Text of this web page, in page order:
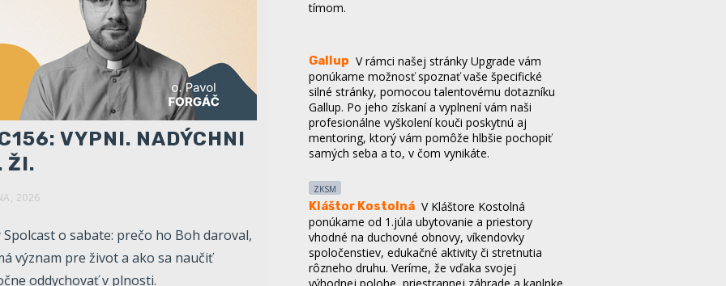
VYPNI. NADÝCHNI
ŽI.
2026
Spolcast o sabate: prečo ho Boh daroval,
význam pre život a ako sa naučiť
oddychovať v plnosti.
ponúkame možnosť spoznať vaše špecifické
silné stránky, pomocou talentovému dotazníku
Gallup. Po jeho získaní a vyplnení vám naši
profesionálne vyškolení kouči poskytnú aj
mentoring, ktorý vám pomôže hlbšie pochopiť
samých seba a to, v čom vynikáte.
Kláštor Kostolná
ponúkame od 1.júla ubytovanie a priestory
vhodné na duchovné obnovy, víkendovky
spoločenstiev, edukačné aktivity či stretnutia
rôzneho druhu. Veríme, že vďaka svojej
výhodnej polohe, priestrannej záhrade a kaplnke
je kláštor vhodným miestom pre každé